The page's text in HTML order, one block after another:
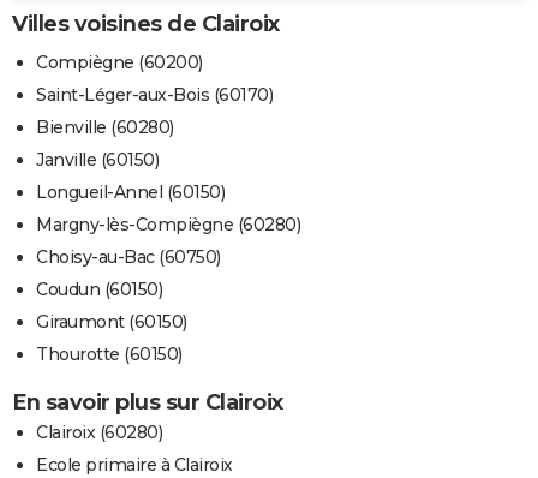
Villes voisines de Clairoix
Compiègne (60200)
Saint-Léger-aux-Bois (60170)
Bienville (60280)
Janville (60150)
Longueil-Annel (60150)
Margny-lès-Compiègne (60280)
Choisy-au-Bac (60750)
Coudun (60150)
Giraumont (60150)
Thourotte (60150)
En savoir plus sur Clairoix
Clairoix (60280)
Ecole primaire à Clairoix